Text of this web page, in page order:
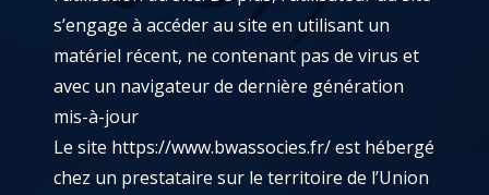
s’engage à accéder au site en utilisant un
matériel récent, ne contenant pas de virus et
avec un navigateur de dernière génération
mis-à-jour
Le site https://www.bwassocies.fr/est hébergé
chez un prestataire sur le territoire de l’Union